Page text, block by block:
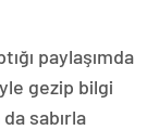
paylaşımda
gezip bilgi
sabırla